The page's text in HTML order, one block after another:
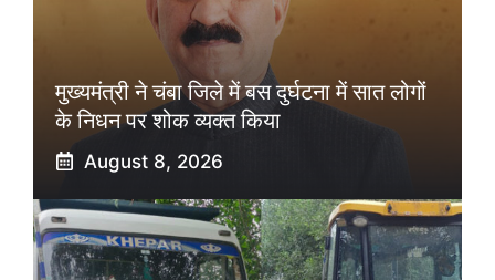
मुख्यमंत्री ने चंबा जिले में बस दुर्घटना में सात लोगों
के निधन पर शोक व्यक्त किया
August 8, 2026